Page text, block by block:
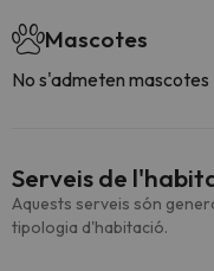
Mascotes
No s'admeten mascotes
Serveis de
Aquests serveis són
tipologia d'habitació.